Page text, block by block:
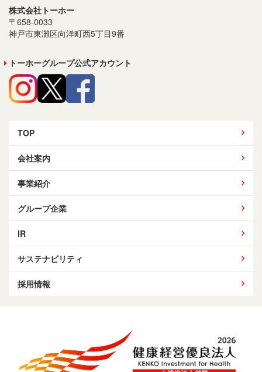
株式会社トーホー
〒658-0033
神戸市東灘区向洋町西5丁目9番
トーホーグループ公式アカウント
TOP
会社案内
事業紹介
グループ企業
IR
サステナビリティ
採用情報